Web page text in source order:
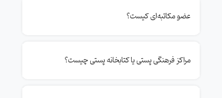
عضو مکاتبه‌ای کیست؟
مراکز فرهنگی پستی یا کتابخانه پستی چیست؟